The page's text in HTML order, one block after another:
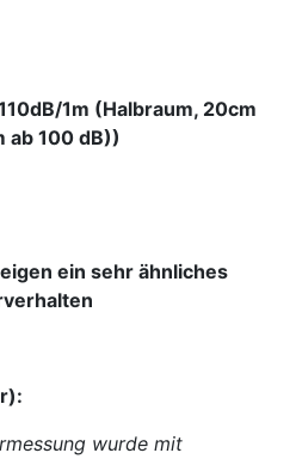
1m (Halbraum, 20cm
ab 100 dB))
ein sehr ähnliches
wurde mit